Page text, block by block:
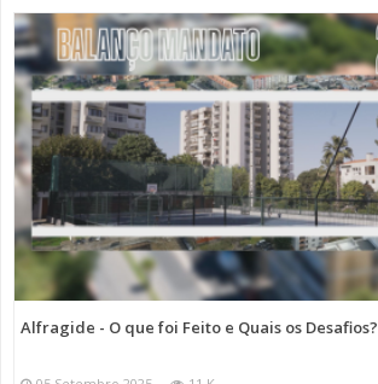
Alfragide - O que foi Feito e Quais os Desafios?